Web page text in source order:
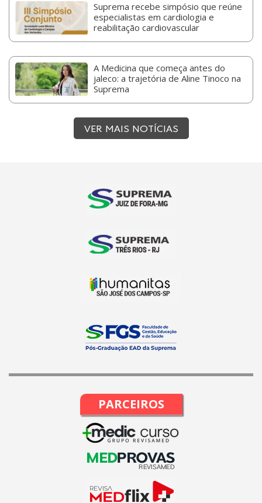
Suprema recebe simpósio que reúne
especialistas em cardiologia e
reabilitação cardiovascular
A Medicina que começa antes do
jaleco: a trajetória de Aline Tinoco na
Suprema
VER MAIS NOTÍCIAS
PARCEIROS